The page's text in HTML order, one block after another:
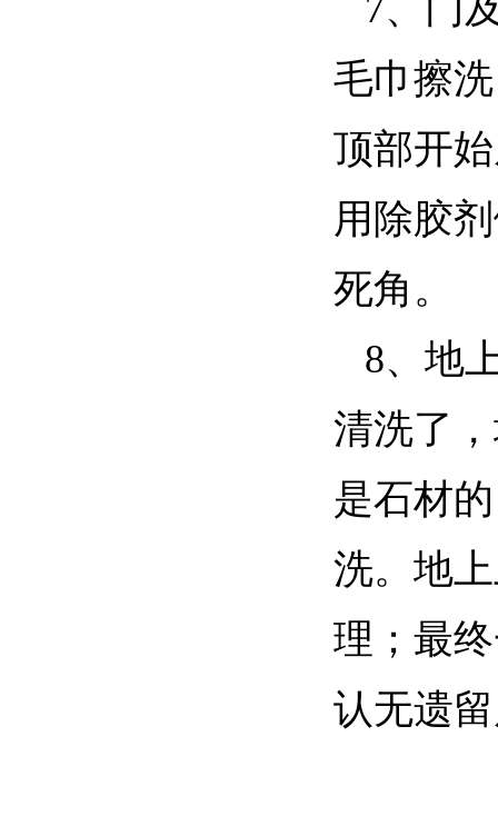
毛巾擦
顶部开
用除胶
死角。
8、地
清洗了
是石材
洗。地
理；最
认无遗